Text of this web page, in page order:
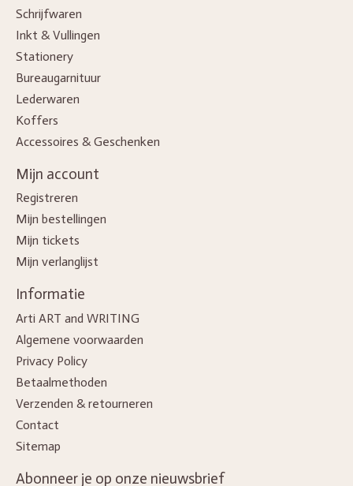
Schrijfwaren
Inkt & Vullingen
Stationery
Bureaugarnituur
Lederwaren
Koffers
Accessoires & Geschenken
Mijn account
Registreren
Mijn bestellingen
Mijn tickets
Mijn verlanglijst
Informatie
Arti ART and WRITING
Algemene voorwaarden
Privacy Policy
Betaalmethoden
Verzenden & retourneren
Contact
Sitemap
Abonneer je op onze nieuwsbrief